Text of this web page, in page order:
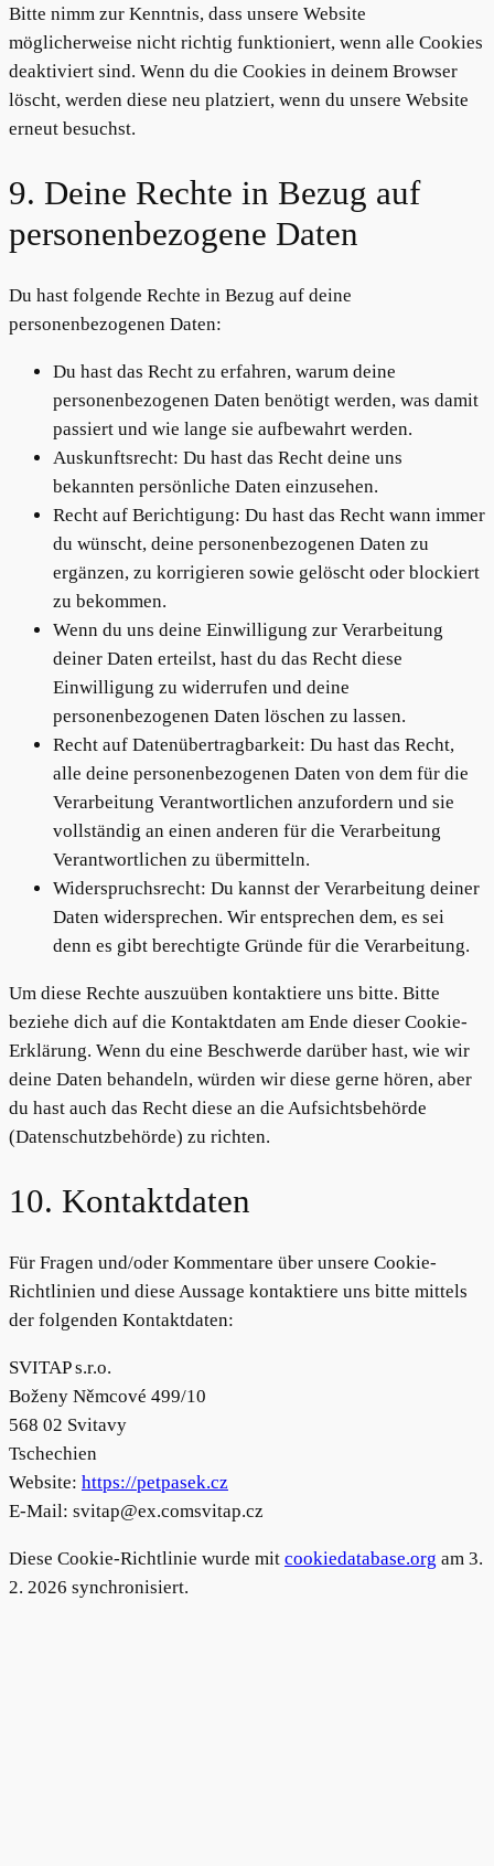
Bitte nimm zur Kenntnis, dass unsere Website
möglicherweise nicht richtig funktioniert, wenn alle Cookies
deaktiviert sind. Wenn du die Cookies in deinem Browser
löscht, werden diese neu platziert, wenn du unsere Website
erneut besuchst.
9. Deine Rechte in Bezug auf
personenbezogene Daten
Du hast folgende Rechte in Bezug auf deine
personenbezogenen Daten:
Du hast das Recht zu erfahren, warum deine
personenbezogenen Daten benötigt werden, was damit
passiert und wie lange sie aufbewahrt werden.
Auskunftsrecht: Du hast das Recht deine uns
bekannten persönliche Daten einzusehen.
Recht auf Berichtigung: Du hast das Recht wann immer
du wünscht, deine personenbezogenen Daten zu
ergänzen, zu korrigieren sowie gelöscht oder blockiert
zu bekommen.
Wenn du uns deine Einwilligung zur Verarbeitung
deiner Daten erteilst, hast du das Recht diese
Einwilligung zu widerrufen und deine
personenbezogenen Daten löschen zu lassen.
Recht auf Datenübertragbarkeit: Du hast das Recht,
alle deine personenbezogenen Daten von dem für die
Verarbeitung Verantwortlichen anzufordern und sie
vollständig an einen anderen für die Verarbeitung
Verantwortlichen zu übermitteln.
Widerspruchsrecht: Du kannst der Verarbeitung deiner
Daten widersprechen. Wir entsprechen dem, es sei
denn es gibt berechtigte Gründe für die Verarbeitung.
Um diese Rechte auszuüben kontaktiere uns bitte. Bitte
beziehe dich auf die Kontaktdaten am Ende dieser Cookie-
Erklärung. Wenn du eine Beschwerde darüber hast, wie wir
deine Daten behandeln, würden wir diese gerne hören, aber
du hast auch das Recht diese an die Aufsichtsbehörde
(Datenschutzbehörde) zu richten.
10. Kontaktdaten
Für Fragen und/oder Kommentare über unsere Cookie-
Richtlinien und diese Aussage kontaktiere uns bitte mittels
der folgenden Kontaktdaten:
SVITAP s.r.o.
Boženy Němcové 499/10
568 02 Svitavy
Tschechien
Website: https://petpasek.cz
E-Mail: svitap@ex.comsvitap.cz
Diese Cookie-Richtlinie wurde mit cookiedatabase.org am 3.
2. 2026 synchronisiert.